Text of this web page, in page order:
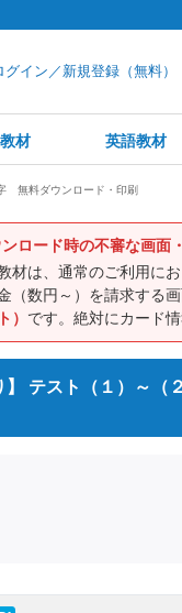
グイン／新規登録（無料）
材 英語教材
無料ダウンロード・印刷
ンロード時の不審な画
材は、通常のご利用に
（数円～）を請求する
） です。絶対にカード
】 テスト（１）～